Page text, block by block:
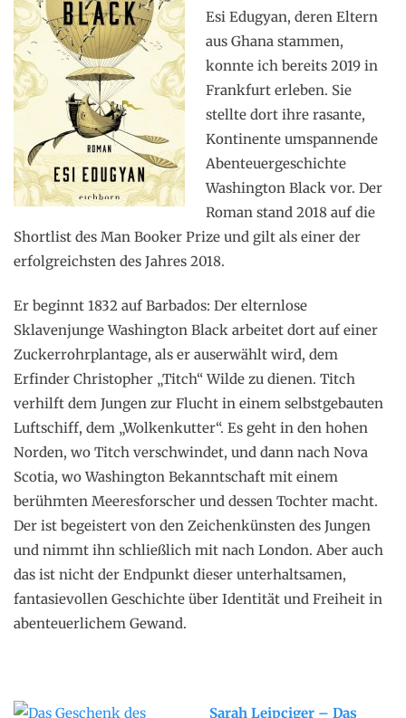
Esi Edugyan, deren Eltern
aus Ghana stammen,
konnte ich bereits 2019 in
Frankfurt erleben. Sie
stellte dort ihre rasante,
Kontinente umspannende
Abenteuergeschichte
Washington Black vor. Der
Roman stand 2018 auf die
Shortlist des Man Booker Prize und gilt als einer der
erfolgreichsten des Jahres 2018.
Er beginnt 1832 auf Barbados: Der elternlose
Sklavenjunge Washington Black arbeitet dort auf einer
Zuckerrohrplantage, als er auserwählt wird, dem
Erfinder Christopher „Titch“ Wilde zu dienen. Titch
verhilft dem Jungen zur Flucht in einem selbstgebauten
Luftschiff, dem „Wolkenkutter“. Es geht in den hohen
Norden, wo Titch verschwindet, und dann nach Nova
Scotia, wo Washington Bekanntschaft mit einem
berühmten Meeresforscher und dessen Tochter macht.
Der ist begeistert von den Zeichenkünsten des Jungen
und nimmt ihn schließlich mit nach London. Aber auch
das ist nicht der Endpunkt dieser unterhaltsamen,
fantasievollen Geschichte über Identität und Freiheit in
abenteuerlichem Gewand.
Sarah Leipciger – Das